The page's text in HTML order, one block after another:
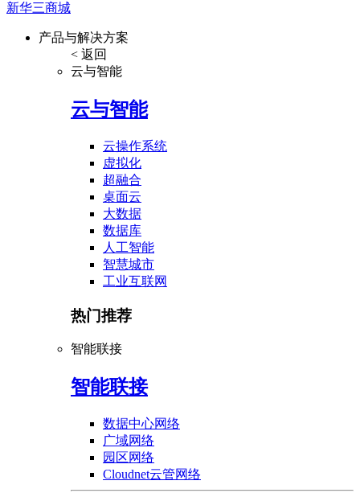
新华三商城
产品与解决方案
< 返回
云与智能
云与智能
云操作系统
虚拟化
超融合
桌面云
大数据
数据库
人工智能
智慧城市
工业互联网
热门推荐
智能联接
智能联接
数据中心网络
广域网络
园区网络
Cloudnet云管网络